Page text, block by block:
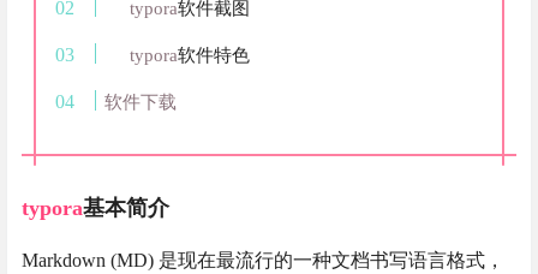
typora软件截图
typora软件特色
软件下载
typora基本简介
Markdown (MD) 是现在最流行的一种文档书写语言格式，